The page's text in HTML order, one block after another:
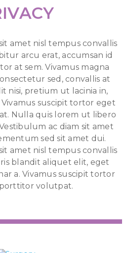
amet nisl tempus convallis
arcu erat, accumsan id
at sem. Vivamus magna
sed, convallis at
nisi, pretium ut lacinia in,
suscipit tortor eget
Nulla quis lorem ut libero
ac diam sit amet
sed sit amet dui.
amet nisl tempus convallis
blandit aliquet elit, eget
a. Vivamus suscipit tortor
volutpat.